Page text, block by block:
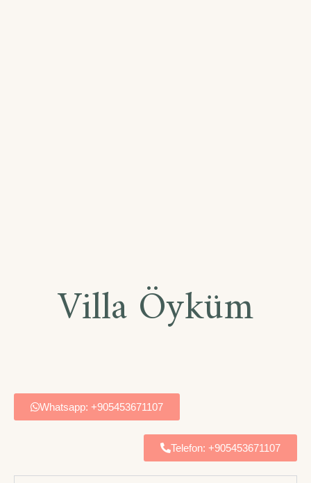
Villa Öyküm
Whatsapp: +905453671107
Telefon: +905453671107